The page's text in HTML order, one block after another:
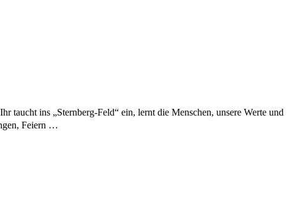
taucht ins „Sternberg-Feld“ ein, lernt die Menschen, unsere Werte und
Feiern …